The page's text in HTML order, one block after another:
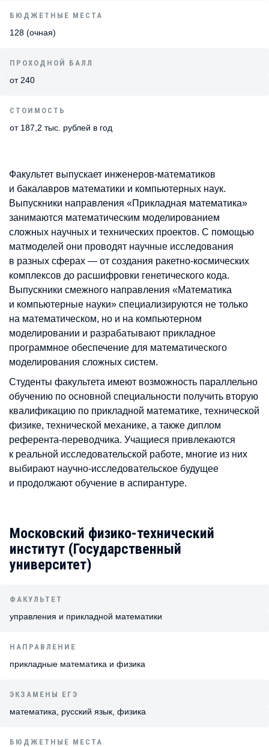
БЮДЖЕТНЫЕ МЕСТА
128 (очная)
ПРОХОДНОЙ БАЛЛ
от 240
СТОИМОСТЬ
от 187,2 тыс. рублей в год
Факультет выпускает инженеров-математиков
и бакалавров математики и компьютерных наук.
Выпускники направления «Прикладная математика»
занимаются математическим моделированием
сложных научных и технических проектов. С помощью
матмоделей они проводят научные исследования
в разных сферах — от создания ракетно-космических
комплексов до расшифровки генетического кода.
Выпускники смежного направления «Математика
и компьютерные науки» специализируются не только
на математическом, но и на компьютерном
моделировании и разрабатывают прикладное
программное обеспечение для математического
моделирования сложных систем.
Студенты факультета имеют возможность параллельно
обучению по основной специальности получить вторую
квалификацию по прикладной математике, технической
физике, технической механике, а также диплом
референта-переводчика. Учащиеся привлекаются
к реальной исследовательской работе, многие из них
выбирают научно-исследовательское будущее
и продолжают обучение в аспирантуре.
Московский физико-технический
институт (Государственный
университет)
ФАКУЛЬТЕТ
управления и прикладной математики
НАПРАВЛЕНИЕ
прикладные математика и физика
ЭКЗАМЕНЫ ЕГЭ
математика, русский язык, физика
БЮДЖЕТНЫЕ МЕСТА